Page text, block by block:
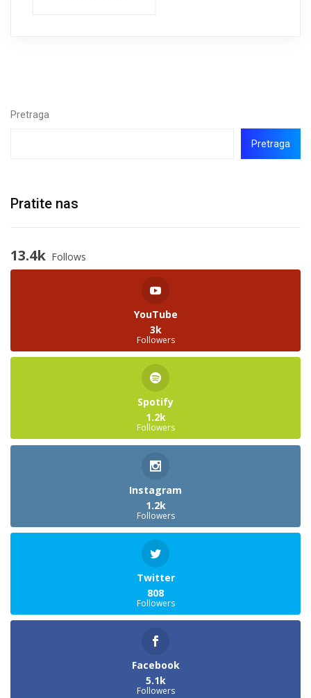
Pretraga
Pretraga
Pratite nas
13.4k Follows
YouTube
3k
Followers
Spotify
1.2k
Followers
Instagram
1.2k
Followers
Twitter
808
Followers
Facebook
5.1k
Followers